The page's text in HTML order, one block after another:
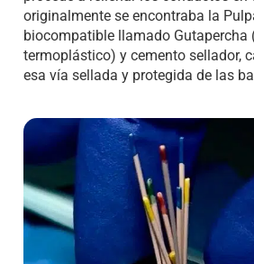
originalmente se encontraba la
biocompatible llamado Gutapercha
termoplástico) y cemento sellador,
esa vía sellada y protegida de las